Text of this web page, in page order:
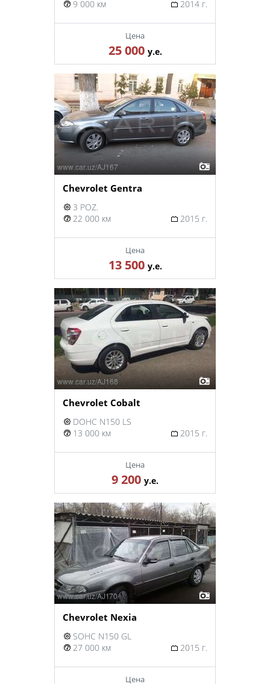
9 000 км
2014 г.
Цена
25 000 у.е.
Chevrolet Gentra
3 POZ.
22 000 км
2015 г.
Цена
13 500 у.е.
Chevrolet Cobalt
DOHC N150 LS
13 000 км
2015 г.
Цена
9 200 у.е.
Chevrolet Nexia
SOHC N150 GL
27 000 км
2015 г.
Цена